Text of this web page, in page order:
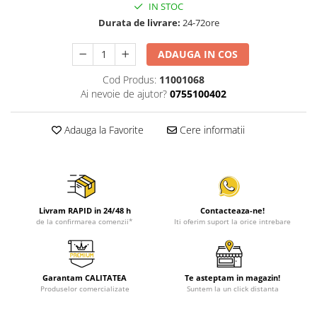
IN STOC
Durata de livrare: 24-72ore
ADAUGA IN COS
Cod Produs: 11001068
Ai nevoie de ajutor? 0755100402
Adauga la Favorite Cere informatii
Livram RAPID in 24/48 h
de la confirmarea comenzii*
Contacteaza-ne!
Iti oferim suport la orice intrebare
Garantam CALITATEA
Produselor comercializate
Te asteptam in magazin!
Suntem la un click distanta